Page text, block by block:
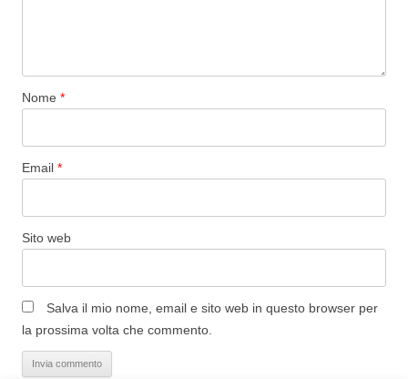
Nome *
Email *
Sito web
Salva il mio nome, email e sito web in questo browser per
la prossima volta che commento.